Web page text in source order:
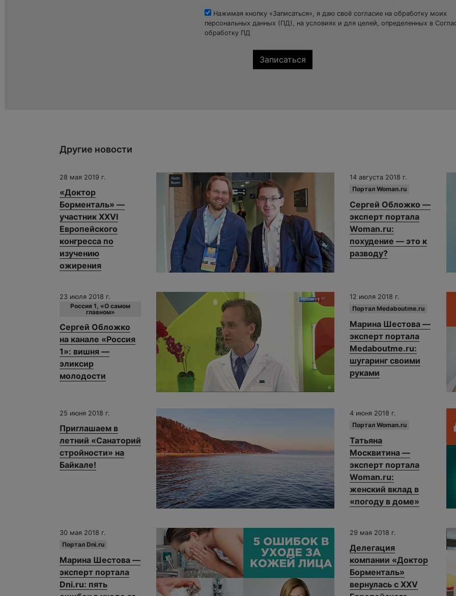
Нажимая кнопку «Записаться», я даю своё согласие на обработку моих
персональных данных (ПД), на условиях и для целей, определенных в
обработку ПД
Другие новости
28 мая 2019 г.
«Доктор
Борменталь» —
участник XXVI
Европейского
конгресса по
изучению
ожирения
14 августа 2018 г.
Портал Woman.ru
Сергей Обложко —
эксперт портала
Woman.ru:
похудение — это к
разводу?
23 июля 2018 г.
Россия 1, «О самом
главном»
Сергей Обложко
на канале «Россия
1»: вишня —
эликсир
молодости
12 июля 2018 г.
Портал Medaboutme.ru
Марина Шестова —
эксперт портала
Medaboutme.ru:
шугаринг своими
руками
25 июня 2018 г.
Приглашаем в
летний «Санаторий
стройности» на
Байкале!
4 июня 2018 г.
Портал Woman.ru
Татьяна
Москвитина —
эксперт портала
Woman.ru:
женский вклад в
«погоду в доме»
30 мая 2018 г.
Портал Dni.ru
Марина Шестова —
эксперт портала
Dni.ru: пять
29 мая 2018 г.
Делегация
компании «Доктор
Борменталь»
вернулась с XXV